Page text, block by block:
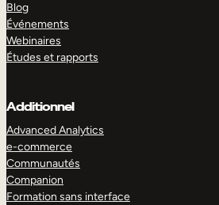
Blog
Événements
Webinaires
Études et rapports
Additionnel
Advanced Analytics
e-commerce
Communautés
Companion
Formation sans interface